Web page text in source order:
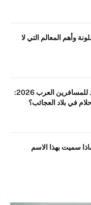
وأهم المعالم التي لا
دليل السياحة في الهند للمسافرين العرب 2026:
في بلاد العجائب؟
سميت بهذا الاسم